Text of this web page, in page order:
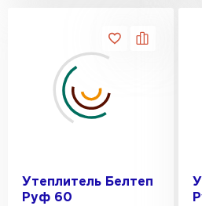
Утеплитель Белтеп
Руф 60